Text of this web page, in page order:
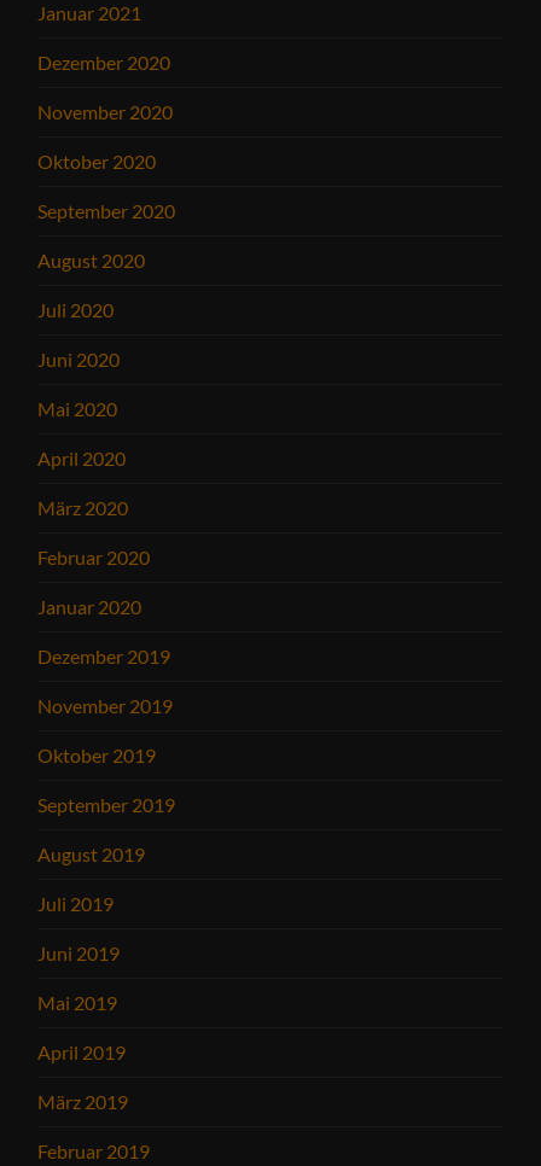
Januar 2021
Dezember 2020
November 2020
Oktober 2020
September 2020
August 2020
Juli 2020
Juni 2020
Mai 2020
April 2020
März 2020
Februar 2020
Januar 2020
Dezember 2019
November 2019
Oktober 2019
September 2019
August 2019
Juli 2019
Juni 2019
Mai 2019
April 2019
März 2019
Februar 2019